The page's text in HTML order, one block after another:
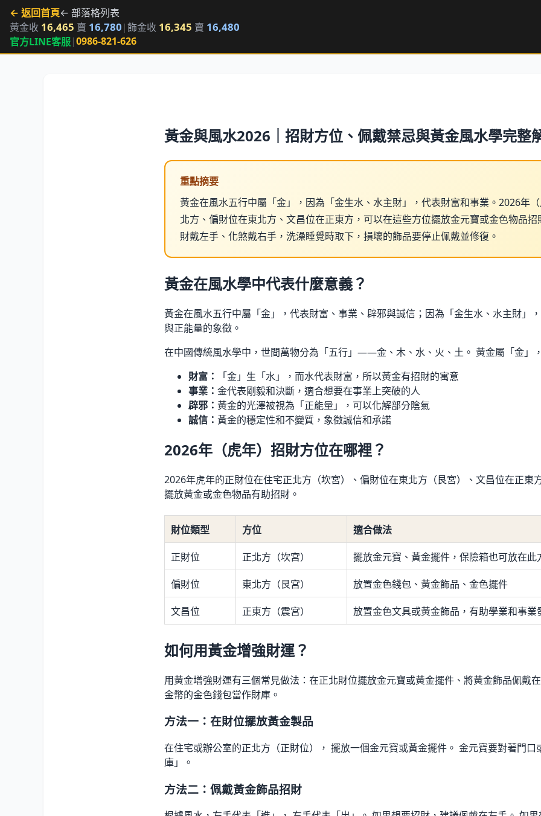
← 返回首頁← 部落格列表
黃金收 16,465 賣 16,780 |飾金收 16,345 賣 16,480
官方LINE客服|0986-821-626
黃金與風水2026｜招財方位、佩戴禁忌與黃金風水學完整
重點摘要
黃金在風水五行中屬「金」，因為「金生水、水主財」，代表財富和事業。2026年
北方、偏財位在東北方、文昌位在正東方，可以在這些方位擺放金元寶或金色物品
財戴左手、化煞戴右手，洗澡睡覺時取下，損壞的飾品要停止佩戴並修復。
黃金在風水學中代表什麼意義？
黃金在風水五行中屬「金」，代表財富、事業、辟邪與誠信；因為「金生水、水主財」
與正能量的象徵。
在中國傳統風水學中，世間萬物分為「五行」——金、木、水、火、土。 黃金屬「金」
財富：
「金」生「水」，而水代表財富，所以黃金有招財的寓意
事業： 金代表剛毅和決斷，適合想要在事業上突破的人
辟邪： 黃金的光澤被視為「正能量」，可以化解部分陰氣
誠信： 黃金的穩定性和不變質，象徵誠信和承諾
2026年（虎年）招財方位在哪裡？
2026年虎年的正財位在住宅正北方（坎宮）、偏財位在東北方（艮宮）、文昌位在正東
擺放黃金或金色物品有助招財。
財位類型 方位 適合做法
正財位 正北方（坎宮） 擺放金元寶、黃金擺件，保險箱也可放在此
偏財位 東北方（艮宮） 放置金色錢包、黃金飾品、金色擺件
文昌位 正東方（震宮） 放置金色文具或黃金飾品，有助學業和事業
如何用黃金增強財運？
用黃金增強財運有三個常見做法：在正北財位擺放金元寶或黃金擺件、將黃金飾品佩戴
金幣的金色錢包當作財庫。
方法一：在財位擺放黃金製品
在住宅或辦公室的正北方（正財位）， 擺放一個金元寶或黃金擺件。 金元寶要對著門口
庫」。
方法二：佩戴黃金飾品招財